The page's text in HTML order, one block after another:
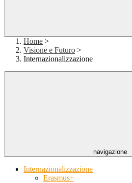
Home >
Visione e Futuro >
Internazionalizzazione
navigazione
Internazionalizzazione
Erasmus+